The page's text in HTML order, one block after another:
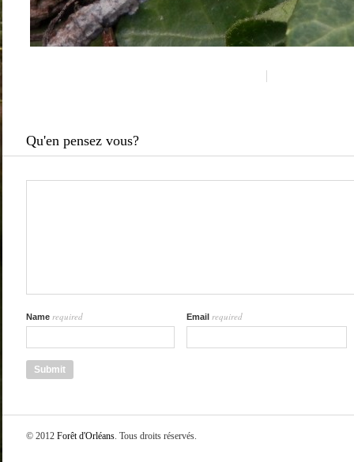
Qu'en pensez vous?
Name required Email required
© 2012 Forêt d'Orléans. Tous droits réservés.